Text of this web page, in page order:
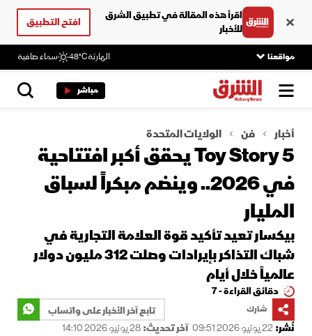
اقرأ هذه المقالة في تطبيق الشرق
للأخبار
افتح التطبيق
مواقعنا الهارثة48°C سماء صافية
مباشر
أخبار فن الولايات المتحدة
Toy Story 5 يحقق أكبر افتتاحية
في 2026.. وينضم مبكراً لسباق
المليار
بيكسار تعيد تأكيد قوة العلامة التجارية في
شباك التذاكر بإيرادات وصلت 312 مليون دولار
عالمياً خلال أيام
دقائق القراءة - 7
شارك
تابع آخر الأخبار على واتساب
نُشر:22 يونيو 2026 09:51 آخر تحديث:28 يونيو 2026 14:10